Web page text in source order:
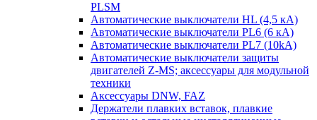
PLSM
Автоматические выключатели HL (4,5 кА)
Автоматические выключатели PL6 (6 кА)
Автоматические выключатели PL7 (10kA)
Автоматические выключатели защиты
двигателей Z-MS; аксессуары для модульной
техники
Аксессуары DNW, FAZ
Держатели плавких вставок, плавкие